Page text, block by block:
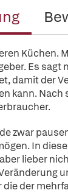
Küchen.
Es sagt
damit der
kann. Nach
zwar
In
lieber
die der